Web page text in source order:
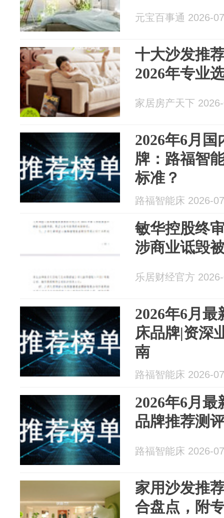
元宝百事通 2026-
十大沙发推
2026年专业
家居房产天下
2026年6月
牌：路福智
标准？
路福智能床 2026-
敏华控股终
涉商业诋毁
乐居财经官方
2026年6月
床品牌|资深
南
路福智能床 2026-
2026年6月
品牌推荐测
路福智能床 2026-
家用沙发推
合盘点，附